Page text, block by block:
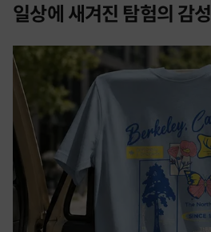
일상에 새겨진 탐험의 감성